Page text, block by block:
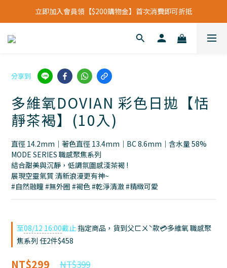
立即加入會員領【$200購物金】首次消費即可折抵
立即加入會員領【$200購物金】首次消費即可折抵
會員福利新升級⁺紅利點數【1點折抵現金$1元】
分享到
多維氧DOVIAN 彩色日拋【恬
靜茶褐】(10入)
直徑 14.2mm｜著色直徑 13.4mm｜BC 8.6mm｜含水量 58%
MODE SERIES 職感聚焦系列
結合甜美與沉靜，低調氛圍感淺茶褐 !
展現空靈氣質 清新浪漫更有神~
#自然融瞳 #無外圈 #褐色 #乾淨清澈 #精緻可愛
至08/12 16:00截止 指定商品，貨到父ㄈㄨˋ款💳多維氧 職感聚
焦系列 任2件$458
NT$299 NT$399